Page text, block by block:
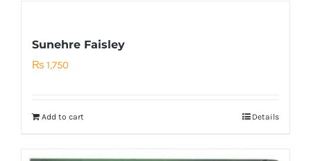
Sunehre Faisley
₨ 1,750
Add to cart Details